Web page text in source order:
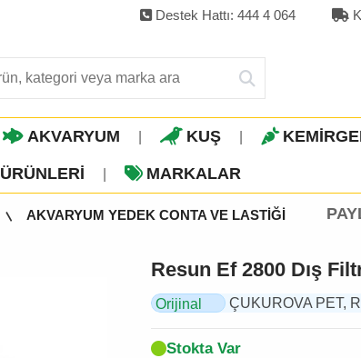
Destek Hattı: 444 4 064
AKVARYUM KUŞ
ÜRÜNLERI MARKALAR
AKVARYUM YEDEK CONTA VE LASTİĞİ
Resun Ef 2800 Dış
Orijinal
ÇUKUROVA PET,
Stokta Var